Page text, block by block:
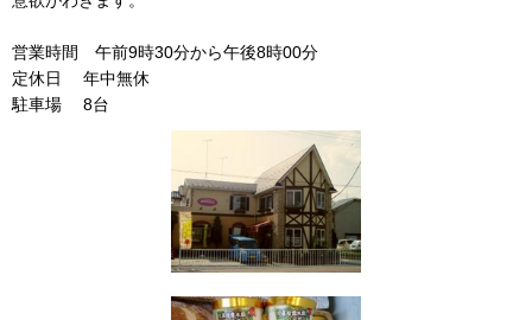
営業時間 午前9時30分から午後8時00分
定休日 年中無休
駐車場 8台